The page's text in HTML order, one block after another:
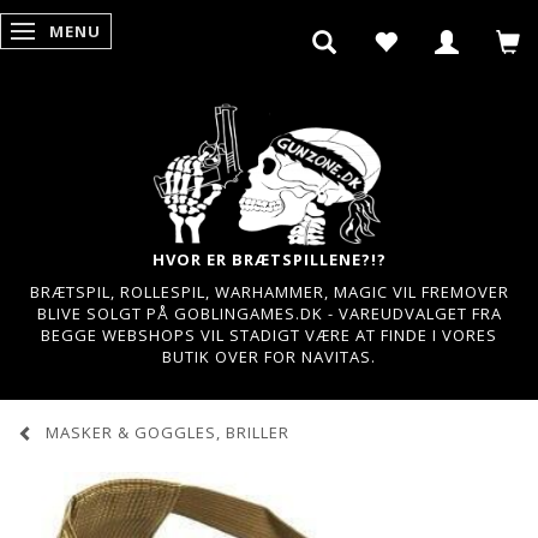
SKIFTE NAVIGATION
MENU
HVOR ER BRÆTSPILLENE?!?
BRÆTSPIL, ROLLESPIL, WARHAMMER, MAGIC VIL FREMOVER
BLIVE SOLGT PÅ GOBLINGAMES.DK - VAREUDVALGET FRA
BEGGE WEBSHOPS VIL STADIGT VÆRE AT FINDE I VORES
BUTIK OVER FOR NAVITAS.
MASKER & GOGGLES, BRILLER